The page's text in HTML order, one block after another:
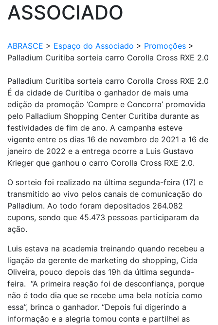
ASSOCIADO
ABRASCE > Espaço do Associado > Promoções >
Palladium Curitiba sorteia carro Corolla Cross RXE 2.0
Palladium Curitiba sorteia carro Corolla Cross RXE 2.0
É da cidade de Curitiba o ganhador de mais uma
edição da promoção ‘Compre e Concorra’ promovida
pelo Palladium Shopping Center Curitiba durante as
festividades de fim de ano. A campanha esteve
vigente entre os dias 16 de novembro de 2021 a 16 de
janeiro de 2022 e a entrega ocorre a Luis Gustavo
Krieger que ganhou o carro Corolla Cross RXE 2.0.
O sorteio foi realizado na última segunda-feira (17) e
transmitido ao vivo pelos canais de comunicação do
Palladium. Ao todo foram depositados 264.082
cupons, sendo que 45.473 pessoas participaram da
ação.
Luis estava na academia treinando quando recebeu a
ligação da gerente de marketing do shopping, Cida
Oliveira, pouco depois das 19h da última segunda-
feira. “A primeira reação foi de desconfiança, porque
não é todo dia que se recebe uma bela notícia como
essa”, brinca o ganhador. “Depois fui digerindo a
informação e a alegria tomou conta e partilhei as